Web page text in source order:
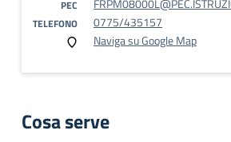
PEC
TELEFONO
0775/435157
Naviga su Google Map
Cosa serve